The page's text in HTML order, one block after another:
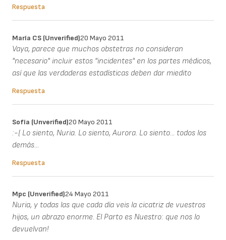
Respuesta
María CS (unverified)20 Mayo 2011
Vaya, parece que muchos obstetras no consideran
"necesario" incluir estos "incidentes" en los partes médicos,
así que las verdaderas estadísticas deben dar miedito
Respuesta
Sofía (unverified)20 Mayo 2011
:-( Lo siento, Nuria. Lo siento, Aurora. Lo siento... todos los
demás...
Respuesta
Mpc (unverified)24 Mayo 2011
Nuria, y todas las que cada día veis la cicatriz de vuestros
hijos, un abrazo enorme. El Parto es Nuestro: que nos lo
devuelvan!